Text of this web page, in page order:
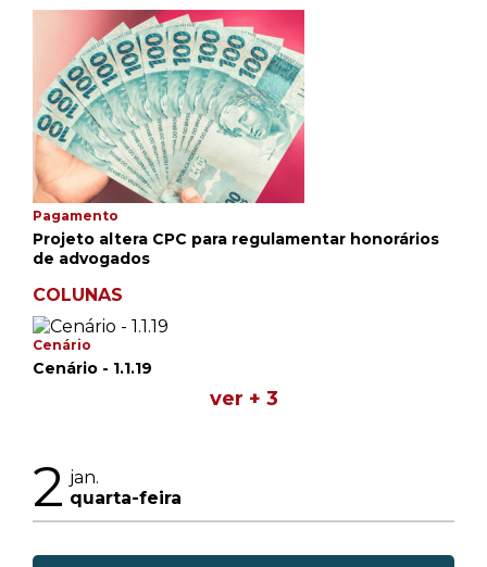
Pagamento
Projeto altera CPC para regulamentar honorários
de advogados
COLUNAS
Cenário
Cenário - 1.1.19
ver + 3
2 jan.
quarta-feira